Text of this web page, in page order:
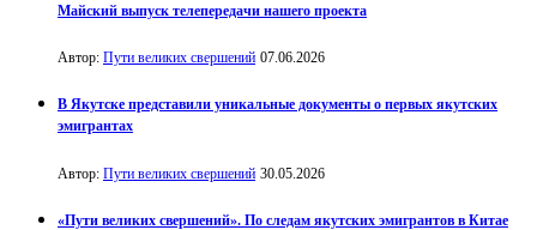
Майский выпуск телепередачи нашего проекта
Автор: Пути великих свершений 07.06.2026
В Якутске представили уникальные документы о первых якутских
эмигрантах
Автор: Пути великих свершений 30.05.2026
«Пути великих свершений». По следам якутских эмигрантов в Китае